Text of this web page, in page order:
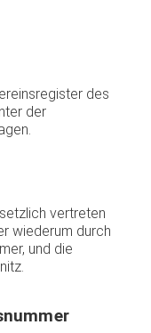
des
der
vertreten
wiederum durch
und die